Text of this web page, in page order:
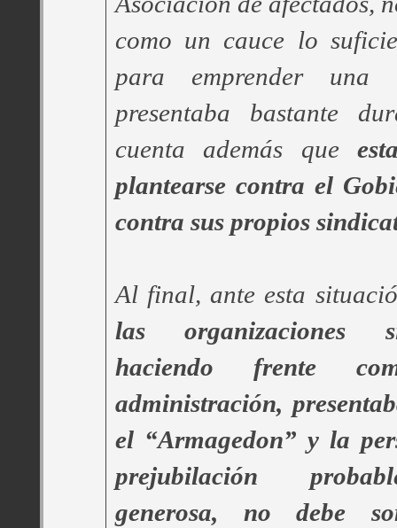
como un cauce lo
para emprender
presentaba bastante
cuenta además que
plantearse contra el
contra sus propios
Al final, ante esta
las organizaciones
haciendo frente
administración,
el “Armagedon” y la
prejubilación
generosa, no debe